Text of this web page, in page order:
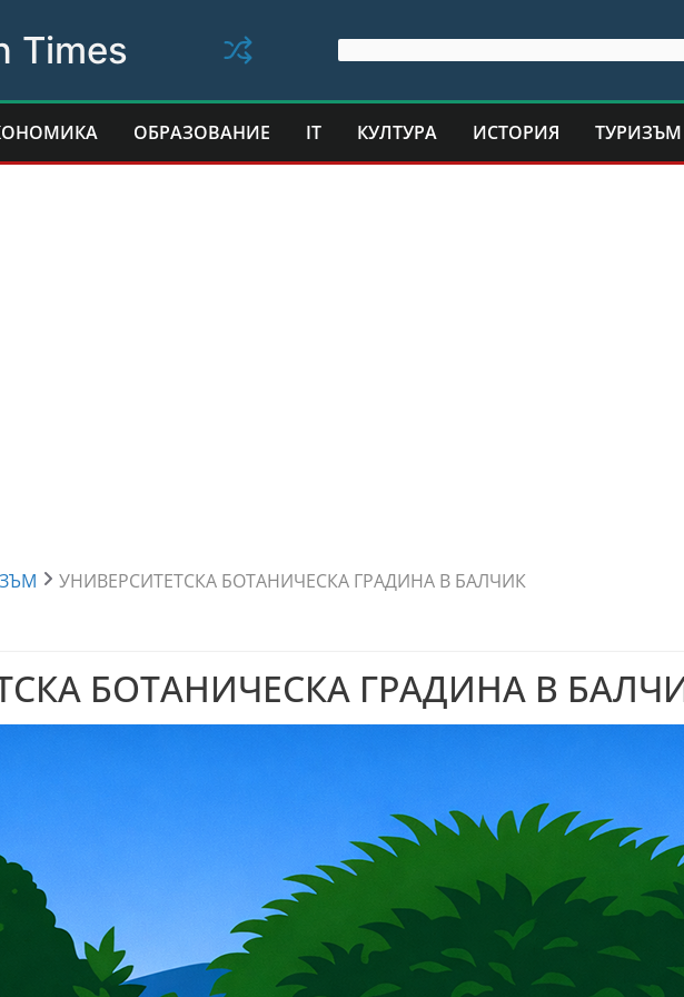
Times
ОБРАЗОВАНИЕ IT КУЛТУРА ИСТОРИЯ ТУРИЗЪМ
УНИВЕРСИТЕТСКА БОТАНИЧЕСКА ГРАДИНА В БАЛЧИК
БОТАНИЧЕСКА ГРАДИНА В